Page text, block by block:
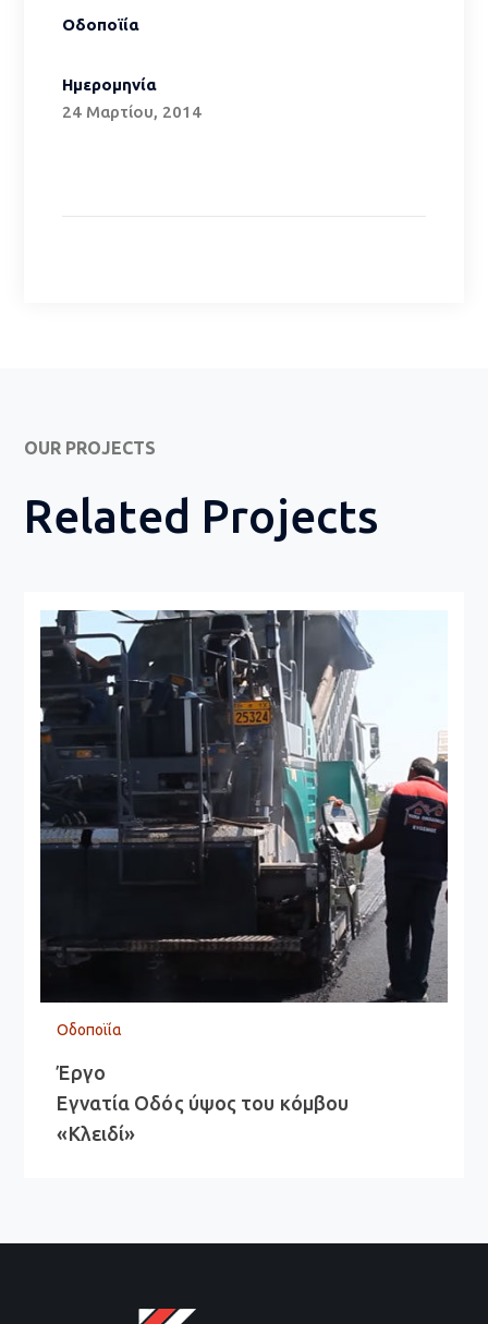
Οδοποϊία
Ημερομηνία
24 Μαρτίου, 2014
OUR PROJECTS
Related Projects
Οδοποϊία
Έργο
Εγνατία Οδός ύψος του κόμβου
«Κλειδί»